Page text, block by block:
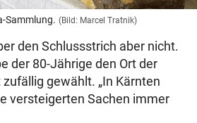
Sammlung. (Bild: Marcel Tratnik)
den Schlussstrich aber nicht.
der 80-Jährige den Ort der
gewählt. „In Kärnten
versteigerten Sachen immer